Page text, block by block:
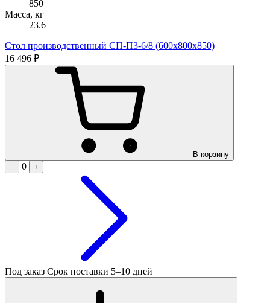
850
Масса, кг
23.6
Стол производственный СП-П3-6/8 (600х800х850)
16 496 ₽
В корзину
−
0 +
Под заказ Срок поставки 5–10 дней